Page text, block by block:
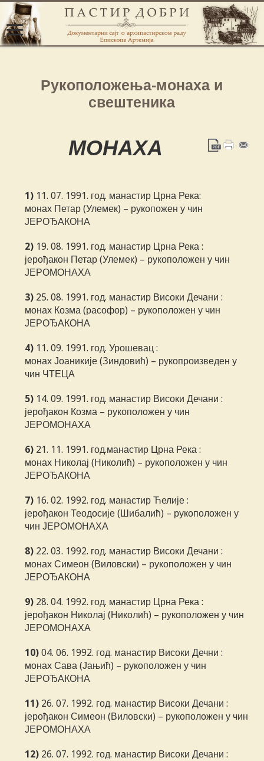
Рукоположења-монаха и
свештеника
МОНАХА
1) 11. 07. 1991. год. манастир Црна Река:
монах Петар (Улемек) – рукопожен у чин
ЈЕРОЂАКОНА
2) 19. 08. 1991. год. манастир Црна Река :
јерођакон Петар (Улемек) – рукоположен у чин
ЈЕРОМОНАХА
3) 25. 08. 1991. год. манастир Високи Дечани :
монах Козма (расофор) – рукоположен у чин
ЈЕРОЂАКОНА
4) 11. 09. 1991. год. Урошевац :
монах Јоаникије (Зиндовић) – рукопроизведен у
чин ЧТЕЦА
5) 14. 09. 1991. год. манастир Високи Дечани :
јерођакон Козма – рукоположен у чин
ЈЕРОМОНАХА
6) 21. 11. 1991. год.манастир Црна Река :
монах Николај (Николић) – рукоположен у чин
ЈЕРОЂАКОНА
7) 16. 02. 1992. год. манастир Ћелије :
јерођакон Теодосије (Шибалић) – рукоположен у
чин ЈЕРОМОНАХА
8) 22. 03. 1992. год. манастир Високи Дечани :
монах Симеон (Виловски) – рукоположен у чин
ЈЕРОЂАКОНА
9) 28. 04. 1992. год. манастир Црна Река :
јерођакон Николај (Николић) – рукоположен у чин
ЈЕРОМОНАХА
10) 04. 06. 1992. год. манастир Високи Дечни :
монах Сава (Јањић) – рукоположен у чин
ЈЕРОЂАКОНА
11) 26. 07. 1992. год. манастир Високи Дечани :
јерођакон Симеон (Виловски) – рукоположен у чин
ЈЕРОМОНАХА
12) 26. 07. 1992. год. манастир Високи Дечани :